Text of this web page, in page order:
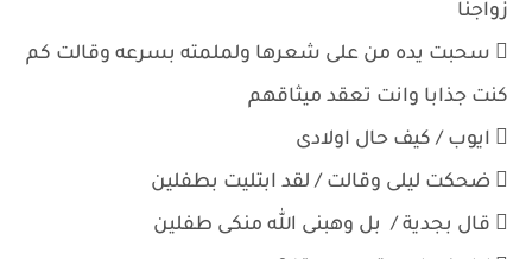
زواجنا
 سحبت يده من على شعرها ولملمته بسرعه وقالت كم
كنت جذابا وانت تعقد ميثاقهم
 ايوب / كيف حال اولادى
 ضحكت ليلى وقالت / لقد ابتليت بطفلين
 قال بجدية / بل وهبنى الله منكى طفلين